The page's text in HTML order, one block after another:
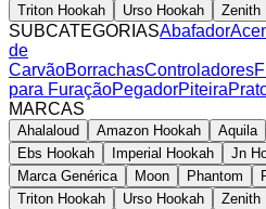
Triton Hookah
Urso Hookah Zenith
SUBCATEGORIASAbafador
de
CarvãoBorrachasControladores
para FuraçãoPegadorPiteira
MARCAS
Ahalaloud Amazon Hookah Aquila
Ebs Hookah
Imperial Hookah Jn
Marca Genérica
Moon Phantom
Triton Hookah
Urso Hookah Zenith